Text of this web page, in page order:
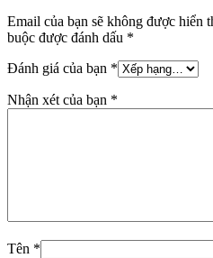
Email của bạn sẽ không được hiển
buộc được đánh dấu *
Đánh giá của bạn *
Nhận xét của bạn *
Tên *